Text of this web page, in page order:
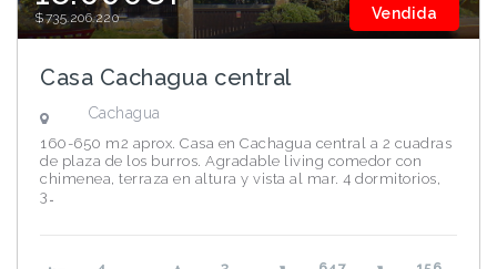
Vendida
$735.206.220
Casa Cachagua central
Cachagua
160-650 m2 aprox. Casa en Cachagua central a 2 cuadras
de plaza de los burros. Agradable living comedor con
chimenea, terraza en altura y vista al mar. 4 dormitorios,
3…